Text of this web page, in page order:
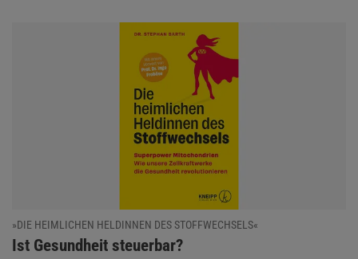
»DIE HEIMLICHEN HELDINNEN DES STOFFWECHSELS«
:Ist Gesundheit steuerbar?